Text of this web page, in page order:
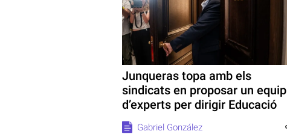
Junqueras topa amb els
sindicats en proposar un equip
d’experts per dirigir Educació
Gabriel González